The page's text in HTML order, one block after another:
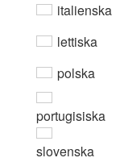
italienska
lettiska
polska
portugisiska
slovenska